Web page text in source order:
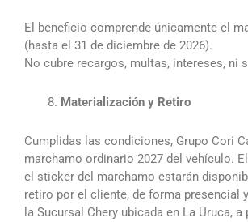
El beneficio comprende únicamente el
(hasta el 31 de diciembre de 2026).
No cubre recargos, multas, intereses,
Materialización y Retiro
Cumplidas las condiciones, Grupo Cori
marchamo ordinario 2027 del vehículo.
el sticker del marchamo estarán
retiro por el cliente, de forma presencial
la Sucursal Chery ubicada en La Uruca,